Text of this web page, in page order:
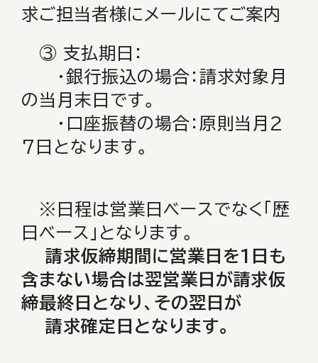
求ご担当者様にメールにてご案内
③ 支払期日：
・銀行振込の場合：請求対象月
の当月末日です。
・口座振替の場合：原則当月2
7日となります。
※日程は営業日ベースでなく「歴
日ベース」となります。
請求仮締期間に営業日を1日も
含まない場合は翌営業日が請求仮
締最終日となり、その翌日が
請求確定日となります。